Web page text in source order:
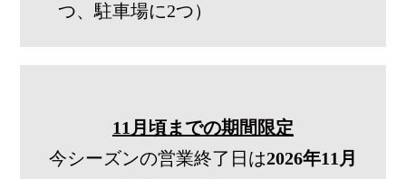
つ、駐車場に2つ）
11月頃までの期間限定
今シーズンの営業終了日は2026年11月